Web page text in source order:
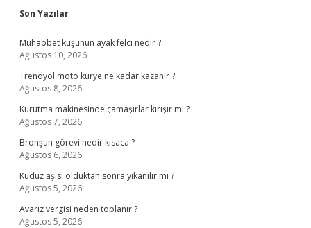
Sidebar
Son Yazılar
Muhabbet kuşunun ayak felci nedir ?
Ağustos 10, 2026
Trendyol moto kurye ne kadar kazanır ?
Ağustos 8, 2026
Kurutma makinesinde çamaşırlar kırışır mı ?
Ağustos 7, 2026
Bronşun görevi nedir kısaca ?
Ağustos 6, 2026
Kuduz aşısı olduktan sonra yıkanılır mı ?
Ağustos 5, 2026
Avarız vergisi neden toplanır ?
Ağustos 5, 2026